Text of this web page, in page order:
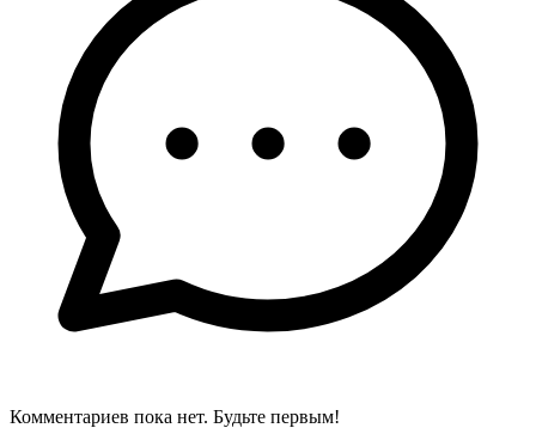
Комментариев пока нет. Будьте первым!